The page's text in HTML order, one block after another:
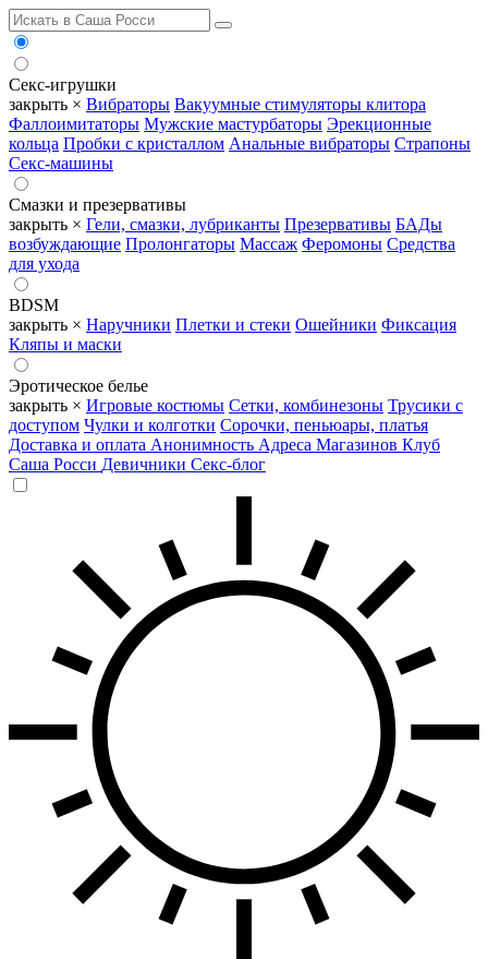
Секс-игрушки
закрыть × Вибраторы Вакуумные стимуляторы клитора
Фаллоимитаторы Мужские мастурбаторы Эрекционные
кольца Пробки с кристаллом Анальные вибраторы Страпоны
Секс-машины
Смазки и презервативы
закрыть × Гели, смазки, лубриканты Презервативы БАДы
возбуждающие Пролонгаторы Массаж Феромоны Средства
для ухода
BDSM
закрыть × Наручники Плетки и стеки Ошейники Фиксация
Кляпы и маски
Эротическое белье
закрыть × Игровые костюмы Сетки, комбинезоны Трусики с
доступом Чулки и колготки Сорочки, пеньюары, платья
Доставка и оплата Анонимность Адреса Магазинов Клуб
Саша Росси Девичники Секс-блог